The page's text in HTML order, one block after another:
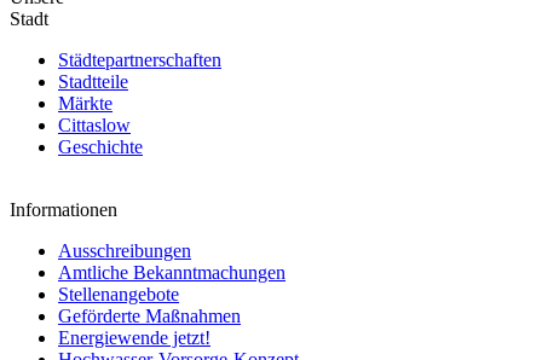
Stadt
Städtepartnerschaften
Stadtteile
Märkte
Cittaslow
Geschichte
Informationen
Ausschreibungen
Amtliche Bekanntmachungen
Stellenangebote
Geförderte Maßnahmen
Energiewende jetzt!